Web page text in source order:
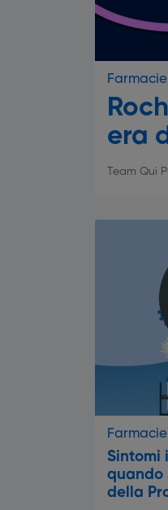
Farmacie
era
Team Qui
Farmacie
Sintomi
quando
della